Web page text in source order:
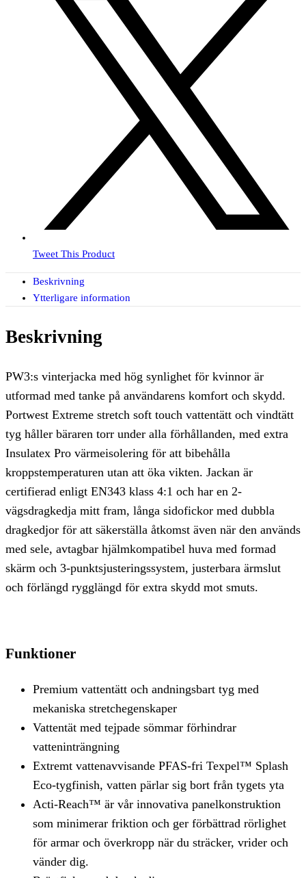
Tweet This Product
Beskrivning
Ytterligare information
Beskrivning
PW3:s vinterjacka med hög synlighet för kvinnor är
utformad med tanke på användarens komfort och skydd.
Portwest Extreme stretch soft touch vattentätt och vindtätt
tyg håller bäraren torr under alla förhållanden, med extra
Insulatex Pro värmeisolering för att bibehålla
kroppstemperaturen utan att öka vikten. Jackan är
certifierad enligt EN343 klass 4:1 och har en 2-
vägsdragkedja mitt fram, långa sidofickor med dubbla
dragkedjor för att säkerställa åtkomst även när den används
med sele, avtagbar hjälmkompatibel huva med formad
skärm och 3-punktsjusteringssystem, justerbara ärmslut
och förlängd rygglängd för extra skydd mot smuts.
Funktioner
Premium vattentätt och andningsbart tyg med
mekaniska stretchegenskaper
Vattentät med tejpade sömmar förhindrar
vatteninträngning
Extremt vattenavvisande PFAS-fri Texpel™ Splash
Eco-tygfinish, vatten pärlar sig bort från tygets yta
Acti-Reach™ är vår innovativa panelkonstruktion
som minimerar friktion och ger förbättrad rörlighet
för armar och överkropp när du sträcker, vrider och
vänder dig.